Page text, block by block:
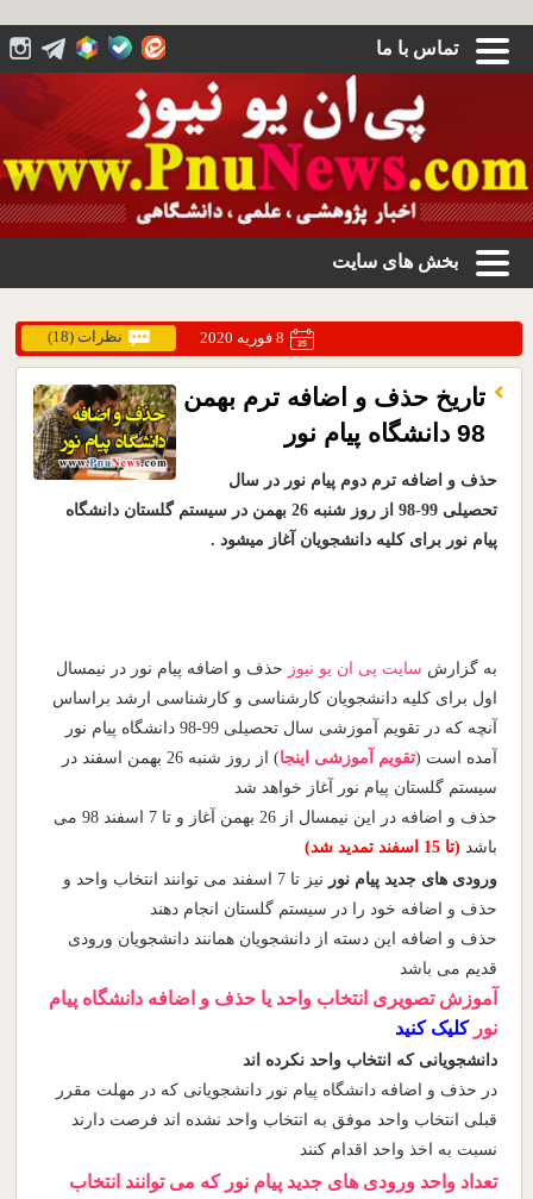
تماس با ما
بخش های سایت
نظرات (18) 8 فوریه 2020
تاریخ حذف و اضافه ترم بهمن
98 دانشگاه پیام نور
حذف و اضافه ترم دوم پیام نور در سال
تحصیلی 99-98 از روز شنبه 26 بهمن در سیستم گلستان دانشگاه
پیام نور برای کلیه دانشجویان آغاز میشود .
به گزارش سایت پی ان یو نیوز حذف و اضافه پیام نور در نیمسال
اول برای کلیه دانشجویان کارشناسی و کارشناسی ارشد براساس
آنچه که در تقویم آموزشی سال تحصیلی 99-98 دانشگاه پیام نور
آمده است (تقویم آموزشی اینجا
) از روز شنبه 26 بهمن اسفند در
سیستم گلستان پیام نور آغاز خواهد شد
حذف و اضافه در این نیمسال از 26 بهمن آغاز و تا 7 اسفند 98 می
باشد (تا 15 اسفند تمدید شد)
ورودی های جدید پیام نور
نیز تا 7 اسفند می توانند انتخاب واحد و
حذف و اضافه خود را در سیستم گلستان انجام دهند
حذف و اضافه این دسته از دانشجویان همانند دانشجویان ورودی
قدیم می باشد
آموزش تصویری انتخاب واحد یا حذف و اضافه دانشگاه پیام
نورکلیک کنید
دانشجویانی که انتخاب واحد نکرده اند
در حذف و اضافه دانشگاه پیام نور دانشجویانی که در مهلت مقرر
قبلی انتخاب واحد موفق به انتخاب واحد نشده اند فرصت دارند
نسبت به اخذ واحد اقدام کنند
تعداد واحد ورودی های جدید پیام نور که می توانند انتخاب